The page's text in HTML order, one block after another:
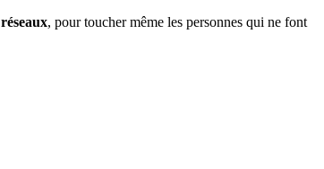
réseaux, pour toucher même les personnes qui ne font